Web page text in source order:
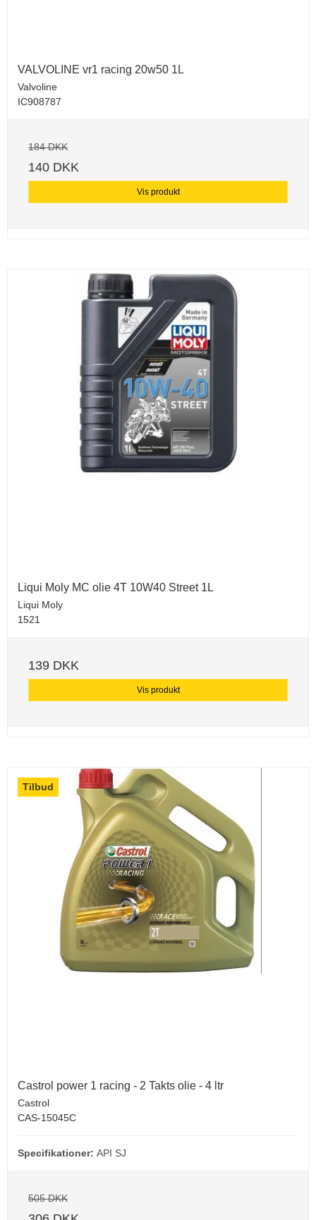
VALVOLINE vr1 racing 20w50 1L
Valvoline
IC908787
184 DKK
140 DKK
Vis produkt
Liqui Moly MC olie 4T 10W40 Street 1L
Liqui Moly
1521
139 DKK
Vis produkt
Tilbud
Castrol power 1 racing - 2 Takts olie - 4 ltr
Castrol
CAS-15045C
Specifikationer: API SJ
505 DKK